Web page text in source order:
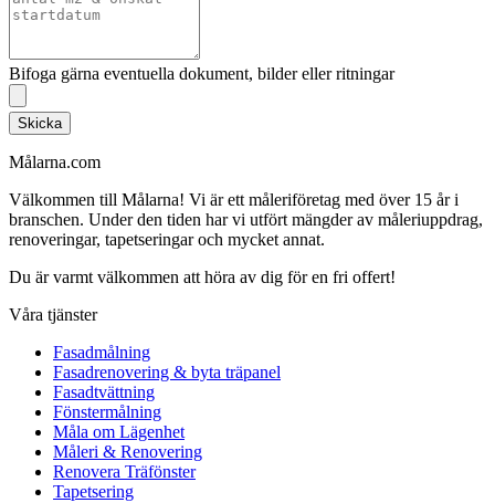
Bifoga gärna eventuella dokument, bilder eller ritningar
Skicka
Målarna.com
Välkommen till Målarna! Vi är ett måleriföretag med över 15 år i
branschen. Under den tiden har vi utfört mängder av måleriuppdrag,
renoveringar, tapetseringar och mycket annat.
Du är varmt välkommen att höra av dig för en fri offert!
Våra tjänster
Fasadmålning
Fasadrenovering & byta träpanel
Fasadtvättning
Fönstermålning
Måla om Lägenhet
Måleri & Renovering
Renovera Träfönster
Tapetsering